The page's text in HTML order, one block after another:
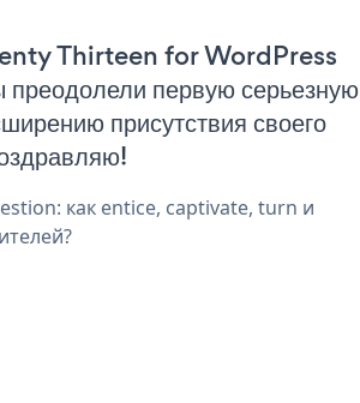
Thirteen for WordPress
преодолели первую серьезную
присутствия своего
как entice, captivate, turn и